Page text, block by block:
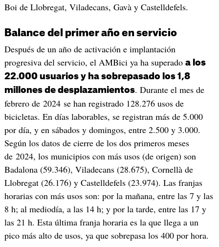
Boi de Llobregat, Viladecans, Gavà y Castelldefels.
Balance del primer año en servicio
Después de un año de activación e implantación
progresiva del servicio, el AMBici ya ha superado a los
22.000 usuarios y ha sobrepasado los 1,8
millones de desplazamientos. Durante el mes de
febrero de 2024 se han registrado 128.276 usos de
bicicletas. En días laborables, se registran más de 5.000
por día, y en sábados y domingos, entre 2.500 y 3.000.
Según los datos de cierre de los dos primeros meses
de 2024, los municipios con más usos (de origen) son
Badalona (59.346), Viladecans (28.675), Cornellà de
Llobregat (26.176) y Castelldefels (23.974). Las franjas
horarias con más usos son: por la mañana, entre las 7 y las
8 h; al mediodía, a las 14 h; y por la tarde, entre las 17 y
las 21 h. Esta última franja horaria es la que llega a un
pico más alto de usos, ya que sobrepasa los 400 por hora.